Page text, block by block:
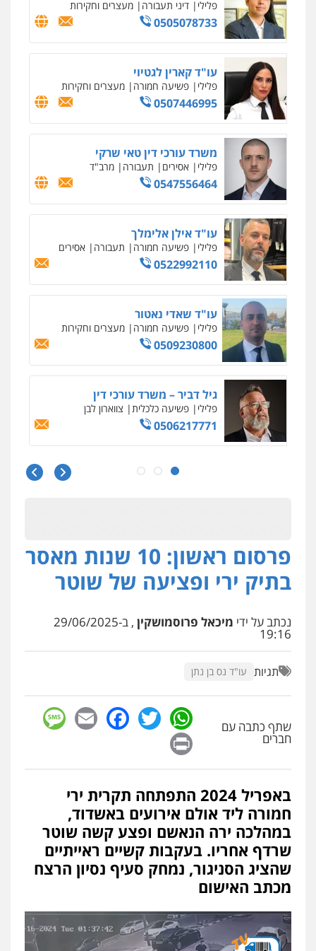
פלילי בטחוני צבאי נזיקין
0547780927
עו"ד אסף גונן
פלילי פשע חמור תעבורה
וחקירות
0542255161
פלילי פשיעה חמורה סמים מעצרים
וחקירות
0544723840
עו"ד ראוף נג'אר
פלילי עורכי דין לענייני אסירים
סמים רכוש
0548009246
דוד אפרים משרד עורכי דין
פלילי צווארון לבן מס הכנסה מע"מ
0506209859
עדי כרמלי – חברת עו"ד
פלילי כלכלי עורכי דין לענייני אסירים
0525060666
גיא זהבי משרד עורכי דין
עו"ד איהאב ג'לג'ולי
פלילי מעצרים וחקירות עורכי דין לענייני
0505216700
אייל בן שושן, עורך דין פלילי
0522763105
עו"ד שלומי שרון
צבאי מעצרים וחקירות
0547342002
עו"ד אלון קריטי
פלילי כלכלי אלימות סמים מעצרים
0525544654
עו"ד דפנה לביא
משפחה
פרסום ראשון: 10 שנות מאסר
בתיק ירי ופציעה של שוטר
נכתב על ידי מיכאל פרוסמושקין , ב-29/06/2025
19:16
תגיות עו"ד נס בן נתן
שתף כתבה עם
חברים
WhatsApp
Twitter
Facebook
Email
באפריל 2024 התפתחה תקרית ירי
חמורה ליד אולם אירועים באשדוד,
במהלכה ירה הנאשם ופצע קשה שוטר
שרדף אחריו. בעקבות קשיים ראייתיים
שהציג הסניגור, נמחק סעיף נסיון הרצח
מכתב האישום